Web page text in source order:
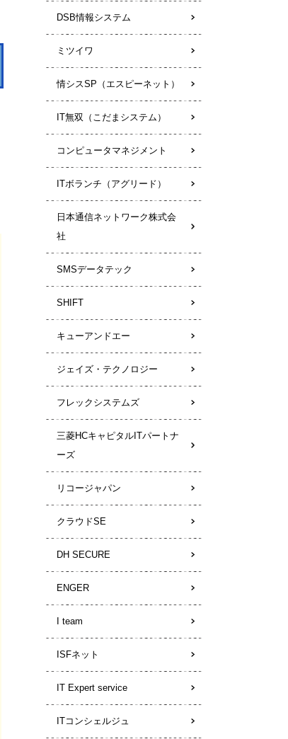
DSB情報システム
ミツイワ
情シスSP（エスピーネット）
IT無双（こだまシステム）
コンピュータマネジメント
ITボランチ（アグリード）
日本通信ネットワーク株式会
社
SMSデータテック
SHIFT
キューアンドエー
ジェイズ・テクノロジー
フレックシステムズ
三菱HCキャピタルITパートナ
ーズ
リコージャパン
クラウドSE
DH SECURE
ENGER
I team
ISFネット
IT Expert service
ITコンシェルジュ